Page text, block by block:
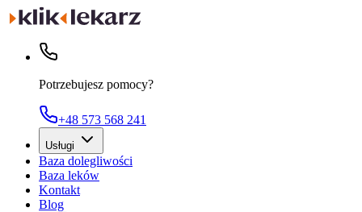
Potrzebujesz pomocy?
+48 573 568 241
Usługi
Baza dolegliwości
Baza leków
Kontakt
Blog